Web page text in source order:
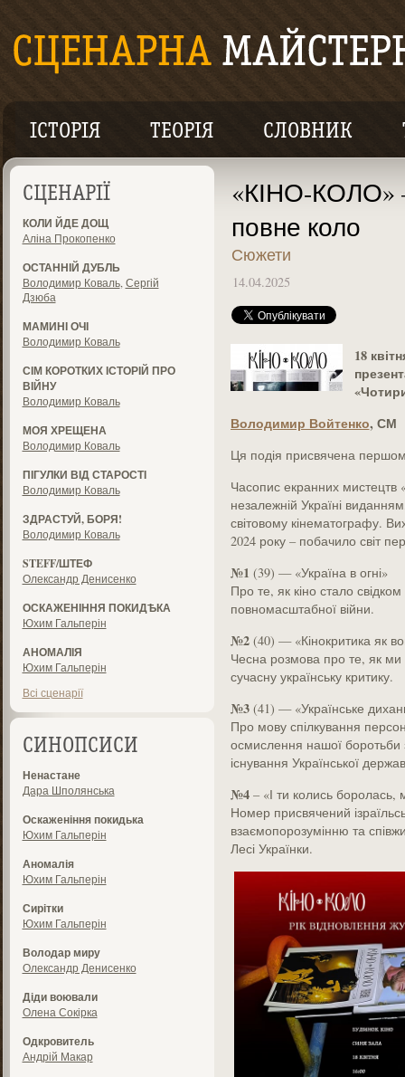
ІСТОРІЯ ТЕОРІЯ СЛОВНИК
СЦЕНАРІЇ
КОЛИ ЙДЕ ДОЩ
Аліна Прокопенко
ОСТАННІЙ ДУБЛЬ
Володимир Коваль, Сергій
Дзюба
МАМИНІ ОЧІ
Володимир Коваль
СІМ КОРОТКИХ ІСТОРІЙ ПРО
ВІЙНУ
Володимир Коваль
МОЯ ХРЕЩЕНА
Володимир Коваль
ПІГУЛКИ ВІД СТАРОСТІ
Володимир Коваль
ЗДРАСТУЙ, БОРЯ!
Володимир Коваль
STEFF/ШТЕФ
Олександр Денисенко
ОСКАЖЕНІННЯ ПОКИДѢКА
Юхим Гальперін
АНОМАЛІЯ
Юхим Гальперін
Всі сценарії
СИНОПСИСИ
Ненастане
Дара Шполянська
Оскаженіння покидька
Юхим Гальперін
Аномалія
Юхим Гальперін
Сирітки
Юхим Гальперін
Володар миру
Олександр Денисенко
Діди воювали
Олена Сокірка
Одкровитель
Андрій Макар
«КІНО-КОЛО»
повне коло
Сюжети
14.04.2025
18
«
Володимир Войтенко, СМ
Ця подія присвячена
Часопис екранних
незалежній Україні
світовому кінематографу.
2024 року – побачило світ
№1 (39) — «Україна в огні»
Про те, як кіно стало
повномасштабної війни.
№2(40) — «Кінокритика як
Чесна розмова про те, як
сучасну українську критику.
№3(41) — «Українське
Про мову спілкування
осмислення нашої боротьби
існування Української
№4– «І ти колись боролась,
Номер присвячений
взаємопорозумінню та
Лесі Українки.